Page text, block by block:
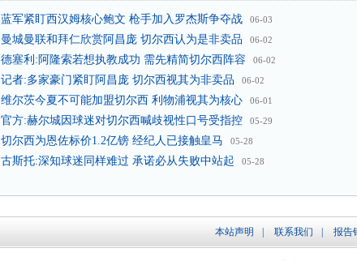
蓝军紧盯西汉姆核心鲍文 枪手加入罗杰斯争夺战 06-03
曼城曼联和拜仁欣赏阿昌庞 切尔西认为是非卖品 06-02
德塞利:阿隆索若想执教成功 需先精简切尔西阵容 06-02
记者:多家豪门紧盯阿昌庞 切尔西视其为非卖品 06-02
维尔茨今夏不可能加盟切尔西 利物浦视其为核心 06-01
官方:赫尔城因球迷对切尔西喊歧视性口号受指控 05-29
切尔西为恩佐标价1.2亿镑 经纪人已接触皇马 05-28
古斯托:深知球迷同样难过 承诺必从失败中站起 05-28
本站声明 联系我们 报告